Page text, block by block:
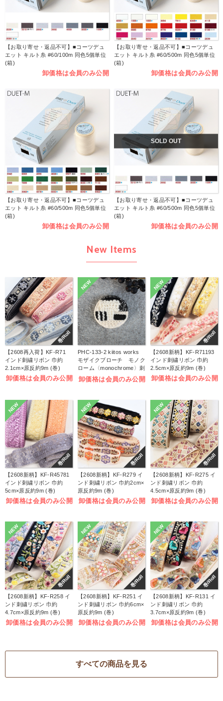
【お取り寄せ・返品不可】■コーツデュ
エット キルト糸 #60/100m 同色5個単位
(箱)
卸価格は会員のみ公開
【お取り寄せ・返品不可】■コーツデュ
エット キルト糸 #60/500m 同色5個単位
(箱)
卸価格は会員のみ公開
【お取り寄せ・返品不可】■コーツデュ
エット キルト糸 #60/500m 同色5個単位
(箱)
卸価格は会員のみ公開
SOLD OUT
【お取り寄せ・返品不可】■コーツデュ
エット キルト糸 #60/500m 同色5個単位
(箱)
卸価格は会員のみ公開
New Items
巻/Roll
【2608再入荷】KF-R71
インド刺繍リボン 巾約
2.1cm×原反約9m (巻)
卸価格は会員のみ公開
NEW
PHC-133-2 kiitos works
モザイクブローチ モノク
ローム〈monochrome〉刺
しゅうキット (袋)
卸価格は会員のみ公開
巻/Roll
NEW
【2608新柄】KF-R71193
インド刺繍リボン 巾約
2.5cm×原反約9m (巻)
卸価格は会員のみ公開
NEW
巻/Roll
【2608新柄】KF-R45781
インド刺繍リボン 巾約
5cm×原反約9m (巻)
卸価格は会員のみ公開
巻/Roll
NEW
【2608新柄】KF-R279 イ
ンド刺繍リボン 巾約2cm×
原反約9m (巻)
卸価格は会員のみ公開
巻/Roll
NEW
【2608新柄】KF-R275 イ
ンド刺繍リボン 巾約
4.5cm×原反約9m (巻)
卸価格は会員のみ公開
NEW
巻/Roll
【2608新柄】KF-R258 イ
ンド刺繍リボン 巾約
4.7cm×原反約9m (巻)
卸価格は会員のみ公開
NEW
巻/Roll
【2608新柄】KF-R251 イ
ンド刺繍リボン 巾約6cm×
原反約9m (巻)
卸価格は会員のみ公開
NEW
巻/Roll
【2608新柄】KF-R131 イ
ンド刺繍リボン 巾約
3.7cm×原反約9m (巻)
卸価格は会員のみ公開
すべての商品を見る